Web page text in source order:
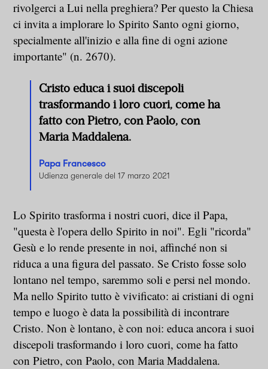
rivolgerci a Lui nella preghiera? Per questo la Chiesa
ci invita a implorare lo Spirito Santo ogni giorno,
specialmente all'inizio e alla fine di ogni azione
importante" (n. 2670).
Cristo educa i suoi discepoli
trasformando i loro cuori, come ha
fatto con Pietro, con Paolo, con
Maria Maddalena.
Papa Francesco
Udienza generale del 17 marzo 2021
Lo Spirito trasforma i nostri cuori, dice il Papa,
"questa è l'opera dello Spirito in noi". Egli "ricorda"
Gesù e lo rende presente in noi, affinché non si
riduca a una figura del passato. Se Cristo fosse solo
lontano nel tempo, saremmo soli e persi nel mondo.
Ma nello Spirito tutto è vivificato: ai cristiani di ogni
tempo e luogo è data la possibilità di incontrare
Cristo. Non è lontano, è con noi: educa ancora i suoi
discepoli trasformando i loro cuori, come ha fatto
con Pietro, con Paolo, con Maria Maddalena.